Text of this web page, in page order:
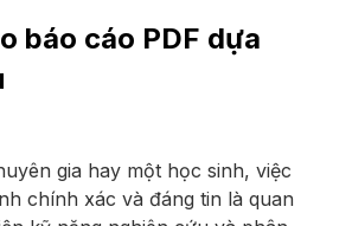
báo cáo PDF dựa
gia hay một học sinh, việc
chính xác và đáng tin là quan